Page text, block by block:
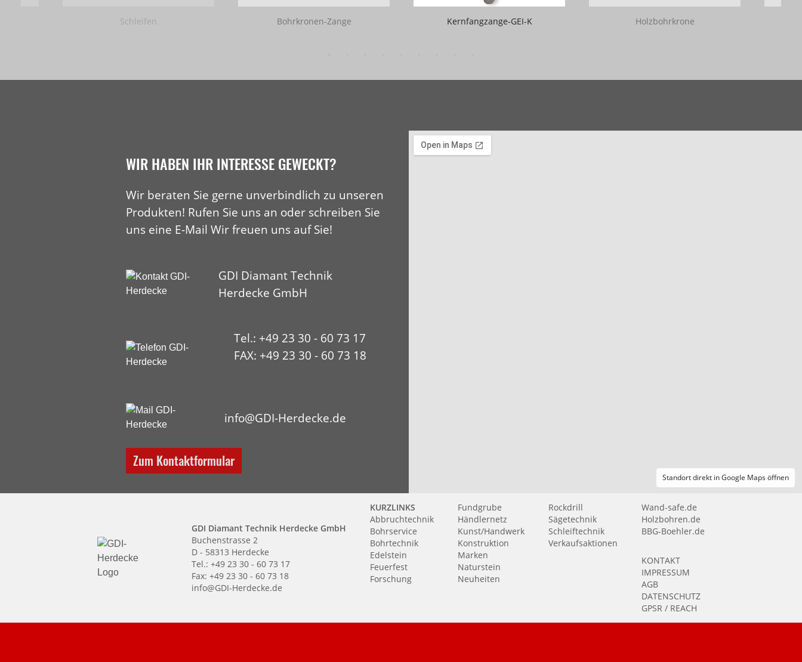
Schleifen Bohrkronen-Zange Kernfangzange-GEI-K Holzbohrkrone
WIR HABEN IHR INTERESSE GEWECKT?
Wir beraten Sie gerne unverbindlich zu unseren
Produkten! Rufen Sie uns an oder schreiben Sie
uns eine E-Mail Wir freuen uns auf Sie!
GDI Diamant Technik
Herdecke GmbH
Tel.: +49 23 30 - 60 73 17
FAX: +49 23 30 - 60 73 18
info@GDI-Herdecke.de
Zum Kontaktformular
Standort direkt in Google Maps öffnen
GDI Diamant Technik Herdecke GmbH
Buchenstrasse 2
D - 58313 Herdecke
Tel.: +49 23 30 - 60 73 17
Fax: +49 23 30 - 60 73 18
info@GDI-Herdecke.de
KURZLINKS
Abbruchtechnik
Bohrservice
Bohrtechnik
Edelstein
Feuerfest
Forschung
Fundgrube
Händlernetz
Kunst/Handwerk
Konstruktion
Marken
Naturstein
Neuheiten
Rockdrill
Sägetechnik
Schleiftechnik
Verkaufsaktionen
Wand-safe.de
Holzbohren.de
BBG-Boehler.de
KONTAKT
IMPRESSUM
AGB
DATENSCHUTZ
GPSR / REACH